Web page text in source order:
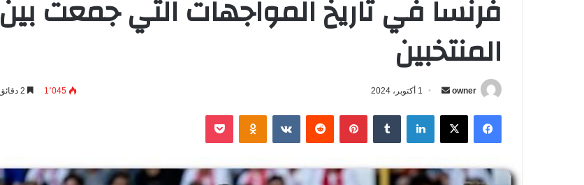
فرنسا في تاريخ المواجهات التي جمعت بين
المنتخبين
owner
ل
ر
1 أكتوبر، 2024 1٬045
فيسبوك ‫X لينكدإن بينتيريست